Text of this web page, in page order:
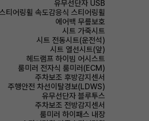
유무선단자 USB
티어링휠 속도감응식 스티어링휠
에어백 무릎보호
시트 가죽시트
시트 전동시트(운전석)
시트 열선시트(앞)
헤드램프 하이빔 어시스트
룸미러 전자식 룸미러(ECM)
주차보조 후방감지센서
주행안전 차선이탈경보(LDWS)
유무선단자 블루투스
주차보조 전방감지센서
룸미러 하이패스 내장